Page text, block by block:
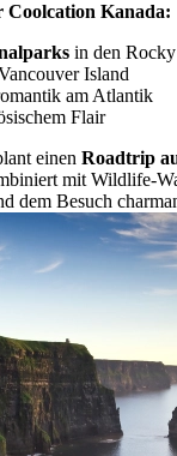
Coolcation Kanada:
in den
Island
am Atlantik
Flair
einen Roadtrip
mit Wildlife-
dem Besuch